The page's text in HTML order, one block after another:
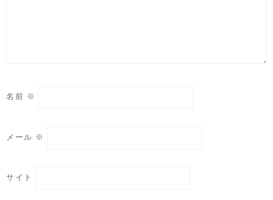
名前 ※
メール ※
サイト